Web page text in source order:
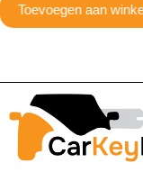
Toevoegen aan